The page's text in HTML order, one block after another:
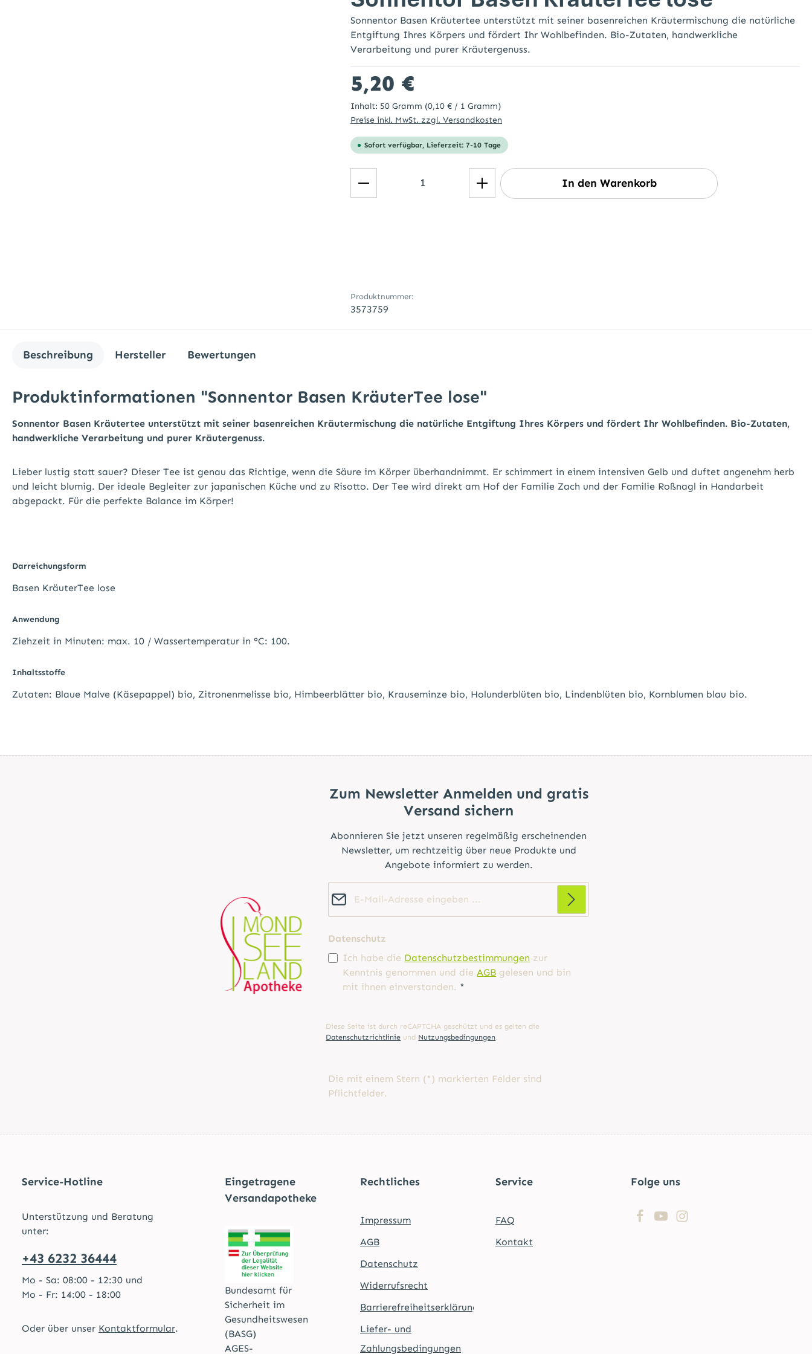
Sonnentor Basen Kräutertee unterstützt mit seiner basenreichen Kräutermischung die natürliche
Entgiftung Ihres Körpers und fördert Ihr Wohlbefinden. Bio-Zutaten, handwerkliche
Verarbeitung und purer Kräutergenuss.
Regulärer Preis:
5,20 €
Inhalt: 50 Gramm (0,10 € / 1 Gramm)
Preise inkl. MwSt. zzgl. Versandkosten
Sofort verfügbar, Lieferzeit: 7-10 Tage
Produkt Anzahl: Gib den gewünschten Wert ein oder benutze die
In den Warenkorb
Produktnummer:
3573759
Beschreibung Hersteller Bewertungen
Produktinformationen "Sonnentor Basen KräuterTee lose"
Sonnentor Basen Kräutertee unterstützt mit seiner basenreichen Kräutermischung die natürliche Entgiftung Ihres Körpers und fördert Ihr Wohlbefinden. Bio-Zutaten,
handwerkliche Verarbeitung und purer Kräutergenuss.
Lieber lustig statt sauer? Dieser Tee ist genau das Richtige, wenn die Säure im Körper überhandnimmt. Er schimmert in einem intensiven Gelb und duftet angenehm herb
und leicht blumig. Der ideale Begleiter zur japanischen Küche und zu Risotto. Der Tee wird direkt am Hof der Familie Zach und der Familie Roßnagl in Handarbeit
abgepackt. Für die perfekte Balance im Körper!
Darreichungsform
Basen KräuterTee lose
Anwendung
Ziehzeit in Minuten: max. 10 / Wassertemperatur in °C: 100.
Inhaltsstoffe
Zutaten: Blaue Malve (Käsepappel) bio, Zitronenmelisse bio, Himbeerblätter bio, Krauseminze bio, Holunderblüten bio, Lindenblüten bio, Kornblumen blau bio.
Zum Newsletter Anmelden und gratis
Versand sichern
Abonnieren Sie jetzt unseren regelmäßig erscheinenden
Newsletter, um rechtzeitig über neue Produkte und
Angebote informiert zu werden.
Datenschutz
Ich habe die Datenschutzbestimmungen zur
Kenntnis genommen und dieAGB gelesen und bin
mit ihnen einverstanden. *
Diese Seite ist durch reCAPTCHA geschützt und es gelten die
Datenschutzrichtlinie und Nutzungsbedingungen.
Die mit einem Stern (*) markierten Felder sind
Pflichtfelder.
Service-Hotline
Unterstützung und Beratung
unter:
+43 6232 36444
Mo - Sa: 08:00 - 12:30 und
Mo - Fr: 14:00 - 18:00
Oder über unser Kontaktformular.
Eingetragene
Versandapotheke
Bundesamt für
Sicherheit im
Gesundheitswesen
(BASG)
AGES-
Rechtliches
Impressum
AGB
Datenschutz
Widerrufsrecht
Barrierefreiheitserklärung
Liefer- und
Zahlungsbedingungen
Service
FAQ
Kontakt
Folge uns